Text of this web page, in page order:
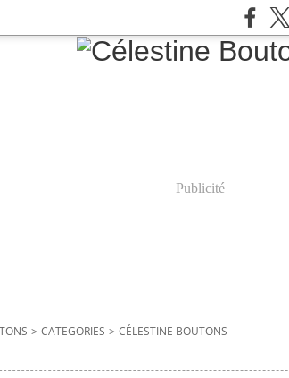
Publicité
> CATEGORIES > CÉLESTINE BOUTONS